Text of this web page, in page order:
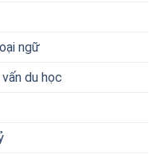
ngữ
du học